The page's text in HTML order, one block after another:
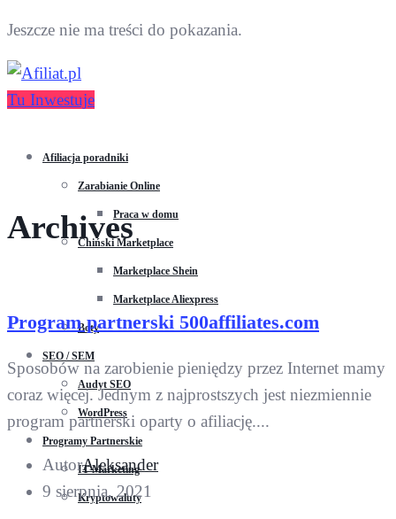
Jeszcze nie ma treści do pokazania.
Tu Inwestuje
Afiliacja poradniki
Zarabianie Online
Praca w domu
Chiński Marketplace
Marketplace Shein
Marketplace Aliexpress
Boty
SEO / SEM
Audyt SEO
WordPress
Programy Partnerskie
IT Marketing
Kryptowaluty
Archives
Program partnerski 500affiliates.com
Sposobów na zarobienie pieniędzy przez Internet mamy
coraz więcej. Jednym z najprostszych jest niezmiennie
program partnerski oparty o afiliację....
AutorAleksander
9 sierpnia, 2021